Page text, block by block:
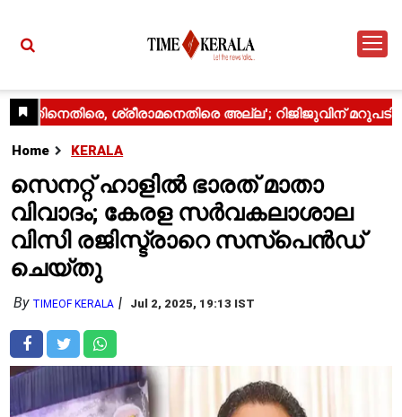
Home KERALA
സെനറ്റ് ഹാളിൽ ഭാരത് മാതാ
വിവാദം; കേരള സർവകലാശാല
വിസി രജിസ്ട്രാറെ സസ്‌പെൻഡ്
ചെയ്തു
By TIMEOF KERALA Jul 2, 2025, 19:13 IST